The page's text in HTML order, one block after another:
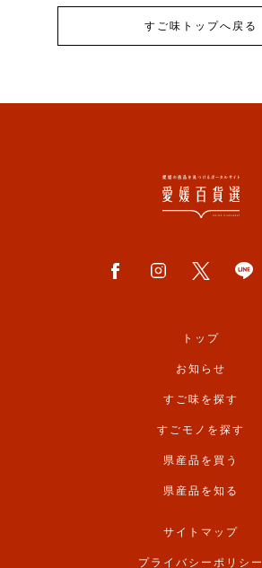
すご味トップへ戻る
トップ
お知らせ
すご味を探す
すごモノを探す
県産品を買う
県産品を知る
サイトマップ
プライバシーポリシー